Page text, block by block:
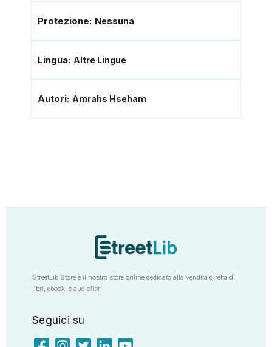
Protezione: Nessuna
Lingua: Altre Lingue
Autori: Amrahs Hseham
StreetLib Store è il nostro store online dedicato alla vendita diretta di
libri, ebook, e audiolibri
Seguici su